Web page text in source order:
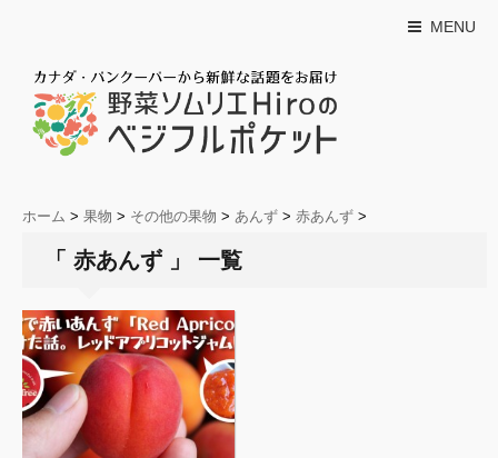
MENU
ホーム > 果物 > その他の果物 > あんず > 赤あんず >
「 赤あんず 」 一覧